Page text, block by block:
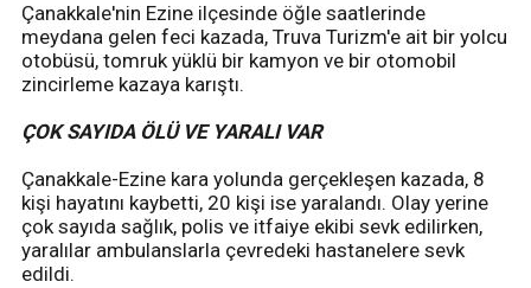
Çanakkale'nin Ezine ilçesinde öğle saatlerinde
meydana gelen feci kazada, Truva Turizm'e ait bir yolcu
otobüsü, tomruk yüklü bir kamyon ve bir otomobil
zincirleme kazaya karıştı.
ÇOK SAYIDA ÖLÜ VE YARALI VAR
Çanakkale-Ezine kara yolunda gerçekleşen kazada, 8
kişi hayatını kaybetti, 20 kişi ise yaralandı. Olay yerine
çok sayıda sağlık, polis ve itfaiye ekibi sevk edilirken,
yaralılar ambulanslarla çevredeki hastanelere sevk
edildi.